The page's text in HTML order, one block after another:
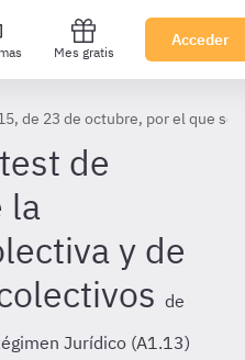
Mes gratis
Acceder
de 23 de octubre, por el que
de
la
y de
de
Jurídico (A1.13)